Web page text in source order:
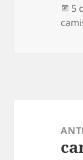
el
5
entradas